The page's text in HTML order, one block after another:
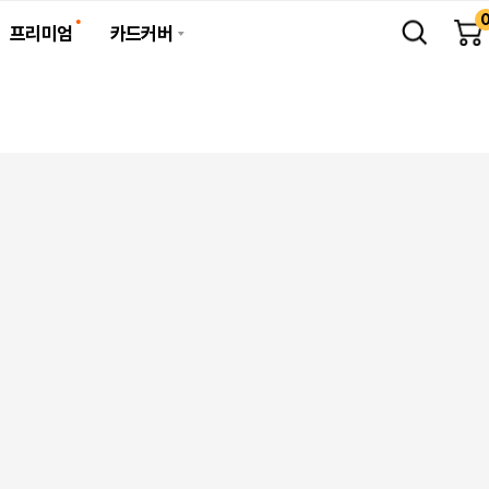
프리미엄 카드커버